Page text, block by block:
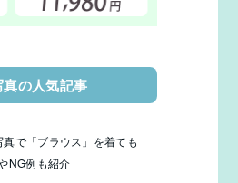
の人気記事
で「ブラウス」を着ても
NG例も紹介